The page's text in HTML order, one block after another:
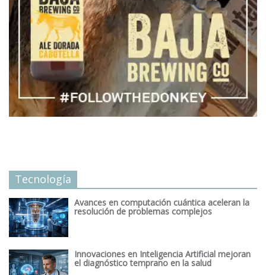
Tecnología
Avances en computación cuántica aceleran la
resolución de problemas complejos
Innovaciones en Inteligencia Artificial mejoran
el diagnóstico temprano en la salud